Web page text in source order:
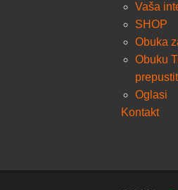
Vaša
SHOP
Obuka
Obuku
Oglasi
Kontakt